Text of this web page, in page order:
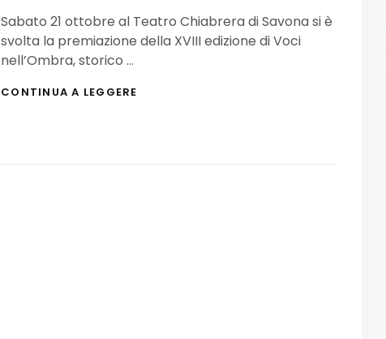
Sabato 21 ottobre al Teatro Chiabrera di Savona si è
svolta la premiazione della XVIII edizione di Voci
nell’Ombra, storico …
CONTINUA A LEGGERE